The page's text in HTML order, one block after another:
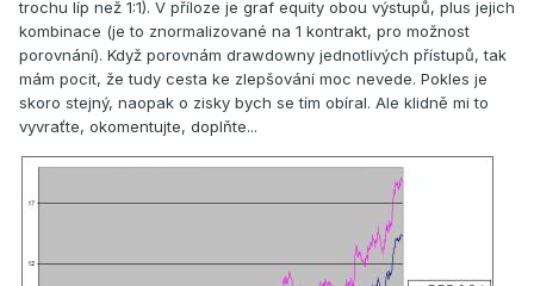
trochu líp než 1:1). V příloze je graf equity obou výstupů, plus jejich
kombinace (je to znormalizované na 1 kontrakt, pro možnost
porovnání). Když porovnám drawdowny jednotlivých přístupů, tak
mám pocit, že tudy cesta ke zlepšování moc nevede. Pokles je
skoro stejný, naopak o zisky bych se tím obíral. Ale klidně mi to
vyvraťte, okomentujte, doplňte...